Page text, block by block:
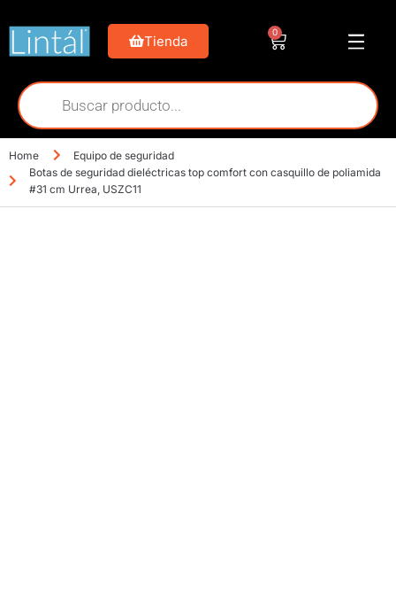
Tienda
0
Home
Equipo de seguridad
Botas de seguridad dieléctricas top comfort con casquillo de poliamida
#31 cm Urrea, USZC11